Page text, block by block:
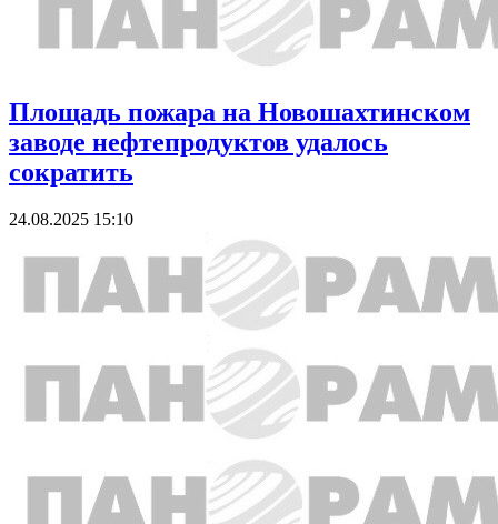
Площадь пожара на Новошахтинском
заводе нефтепродуктов удалось
сократить
24.08.2025 15:10